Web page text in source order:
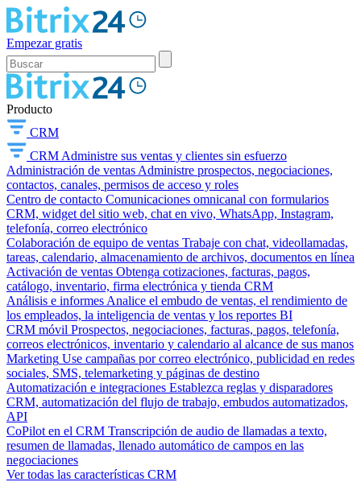
Empezar gratis
Producto
CRM
CRM Administre sus ventas y clientes sin esfuerzo
Administración de ventas Administre prospectos, negociaciones,
contactos, canales, permisos de acceso y roles
Centro de contacto Comunicaciones omnicanal con formularios
CRM, widget del sitio web, chat en vivo, WhatsApp, Instagram,
telefonía, correo electrónico
Colaboración de equipo de ventas Trabaje con chat, videollamadas,
tareas, calendario, almacenamiento de archivos, documentos en línea
Activación de ventas Obtenga cotizaciones, facturas, pagos,
catálogo, inventario, firma electrónica y tienda CRM
Análisis e informes Analice el embudo de ventas, el rendimiento de
los empleados, la inteligencia de ventas y los reportes BI
CRM móvil Prospectos, negociaciones, facturas, pagos, telefonía,
correos electrónicos, inventario y calendario al alcance de sus manos
Marketing Use campañas por correo electrónico, publicidad en redes
sociales, SMS, telemarketing y páginas de destino
Automatización e integraciones Establezca reglas y disparadores
CRM, automatización del flujo de trabajo, embudos automatizados,
API
CoPilot en el CRM Transcripción de audio de llamadas a texto,
resumen de llamadas, llenado automático de campos en las
negociaciones
Ver todas las características CRM